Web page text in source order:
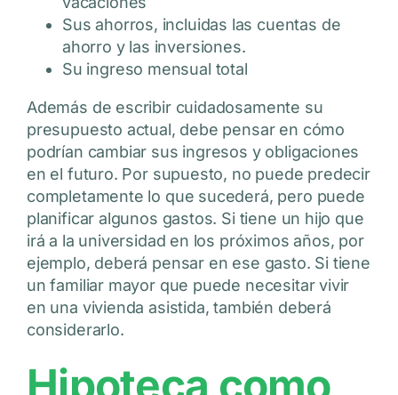
Sus ahorros, incluidas las cuentas de
ahorro y las inversiones.
Su ingreso mensual total
Además de escribir cuidadosamente su
presupuesto actual, debe pensar en cómo
podrían cambiar sus ingresos y obligaciones
en el futuro. Por supuesto, no puede predecir
completamente lo que sucederá, pero puede
planificar algunos gastos. Si tiene un hijo que
irá a la universidad en los próximos años, por
ejemplo, deberá pensar en ese gasto. Si tiene
un familiar mayor que puede necesitar vivir
en una vivienda asistida, también deberá
considerarlo.